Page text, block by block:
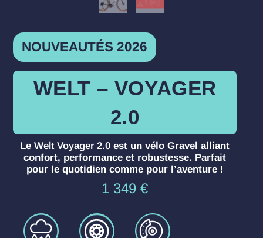
NOUVEAUTÉS 2026
WELT – VOYAGER
2.0
Le Welt Voyager 2.0 est un vélo Gravel alliant
confort, performance et robustesse. Parfait
pour le quotidien comme pour l’aventure !
1 349€
E
t
R
o
A
R